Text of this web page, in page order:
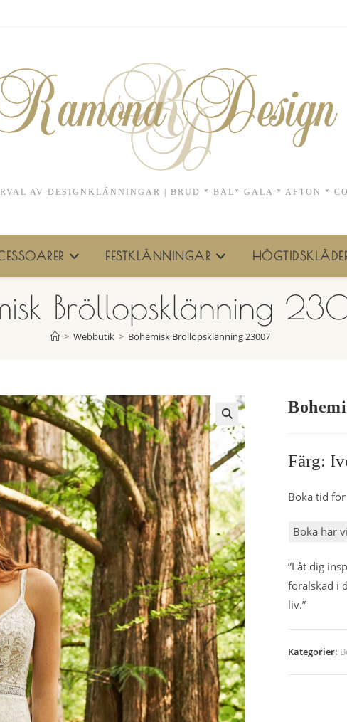
AV DESIGNKLÄNNINGAR | BRUD * BAL* GALA * AFTON *
FESTKLÄNNINGAR
Bröllopsklänning
> Webbutik > Bohemisk Bröllopsklänning 23007
Färg:
Boka tid
Boka här
”Låt dig
förälskad i
liv.”
Kategorier: